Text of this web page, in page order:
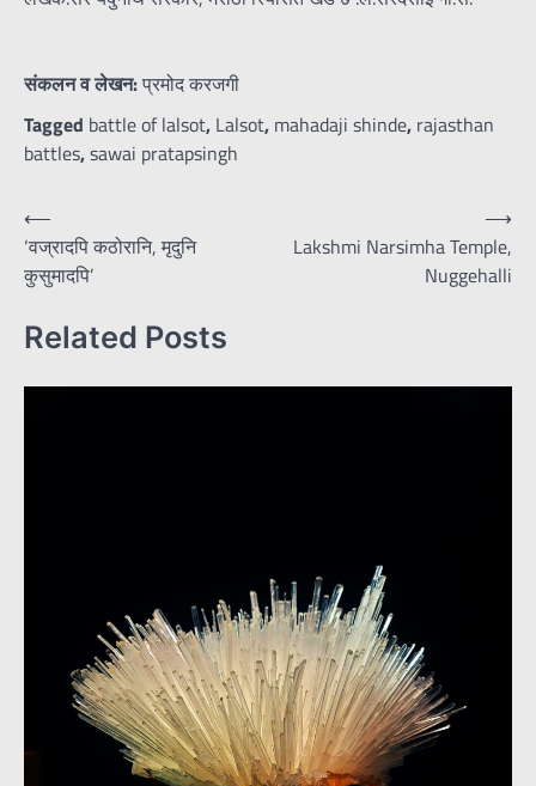
संकलन व लेखन:प्रमोद करजगी
Tagged battle of lalsot, Lalsot, mahadaji shinde, rajasthan
battles,sawai pratapsingh
Post
navigation
⟵
‘वज्रादपि कठोरानि, मृदुनि
कुसुमादपि’
Lakshmi Narsimha Temple,
Nuggehalli
⟶
Related Posts